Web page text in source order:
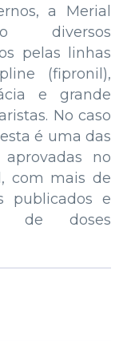
a Merial
diversos
pelas linhas
(fipronil),
e grande
No caso
é uma das
no
com mais de
publicados e
de doses